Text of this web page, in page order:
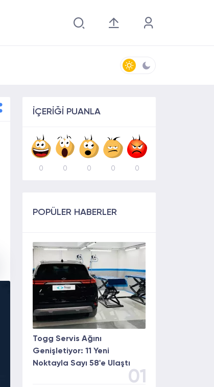
İÇERİĞİ PUANLA
0 0 0 0 0
POPÜLER HABERLER
Togg Servis Ağını
Genişletiyor: 11 Yeni
Noktayla Sayı 58'e Ulaştı
01